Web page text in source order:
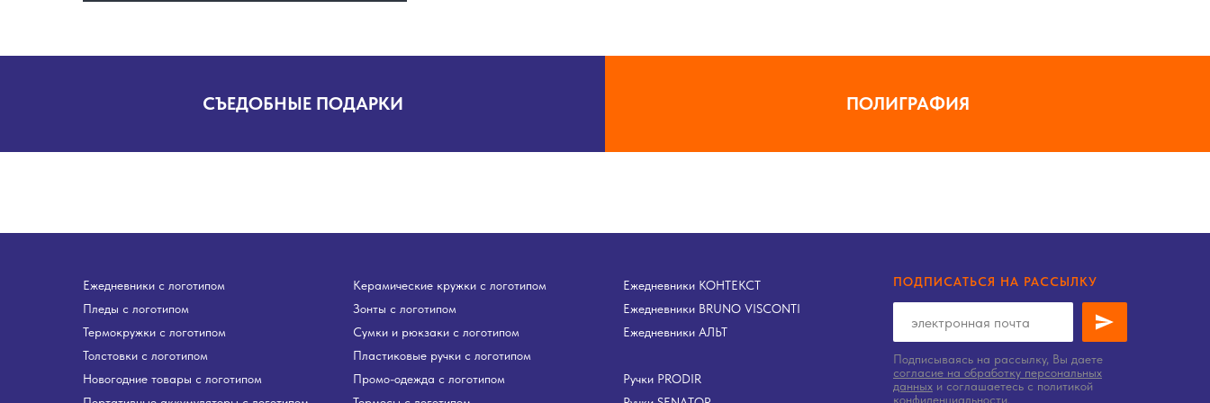
СЪЕДОБНЫЕ ПОДАРКИ ПОЛИГРАФИЯ
Ежедневники с логотипом
Пледы с логотипом
Термокружки с логотипом
Толстовки с логотипом
Новогодние товары с логотипом
Керамические кружки с логотипом
Зонты с логотипом
Сумки и рюкзаки с логотипом
Пластиковые ручки с логотипом
Промо-одежда с логотипом
Ежедневники КОНТЕКСТ
Ежедневники BRUNO VISCONTI
Ежедневники АЛЬТ
Ручки PRODIR
ПОДПИСАТЬСЯ НА РАССЫЛКУ
Подписываясь на рассылку, Вы даете
согласие на обработку персональных
данных и соглашаетесь c политикой
конфиденциальности.